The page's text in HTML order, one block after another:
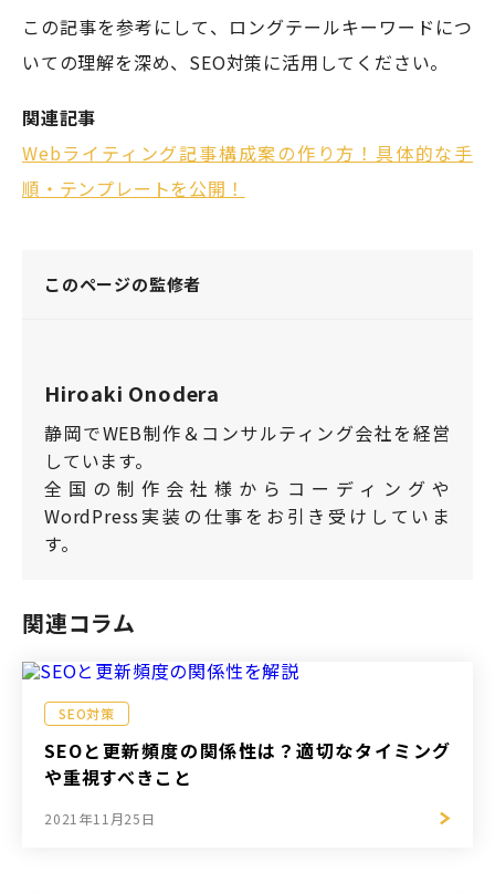
この記事を参考にして、ロングテールキーワードにつ
いての理解を深め、SEO対策に活用してください。
関連記事
Webライティング記事構成案の作り方！具体的な手
順・テンプレートを公開！
このページの監修者
Hiroaki Onodera
静岡でWEB制作＆コンサルティング会社を経営
しています。
全国の制作会社様からコーディングや
WordPress実装の仕事をお引き受けしていま
す。
関連コラム
SEO対策
SEOと更新頻度の関係性は？適切なタイミング
や重視すべきこと
2021年11月25日